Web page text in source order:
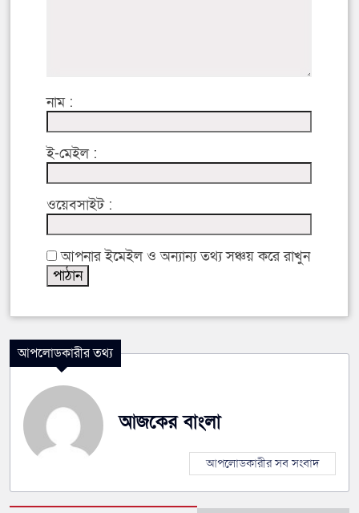
নাম :
ই-মেইল :
ওয়েবসাইট :
আপনার ইমেইল ও অন্যান্য তথ্য সঞ্চয় করে রাখুন
আপলোডকারীর তথ্য
আজকের বাংলা
আপলোডকারীর সব সংবাদ